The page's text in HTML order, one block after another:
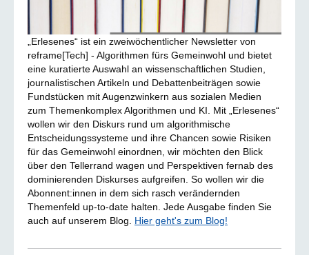
„Erlesenes“ ist ein zweiwöchentlicher Newsletter von
reframe[Tech] - Algorithmen fürs Gemeinwohl und bietet
eine kuratierte Auswahl an wissenschaftlichen Studien,
journalistischen Artikeln und Debattenbeiträgen sowie
Fundstücken mit Augenzwinkern aus sozialen Medien
zum Themenkomplex Algorithmen und KI. Mit „Erlesenes“
wollen wir den Diskurs rund um algorithmische
Entscheidungssysteme und ihre Chancen sowie Risiken
für das Gemeinwohl einordnen, wir möchten den Blick
über den Tellerrand wagen und Perspektiven fernab des
dominierenden Diskurses aufgreifen. So wollen wir die
Abonnent:innen in dem sich rasch verändernden
Themenfeld up-to-date halten. Jede Ausgabe finden Sie
auch auf unserem Blog. Hier geht's zum Blog!